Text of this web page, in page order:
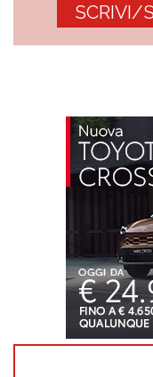
SCRIVI/